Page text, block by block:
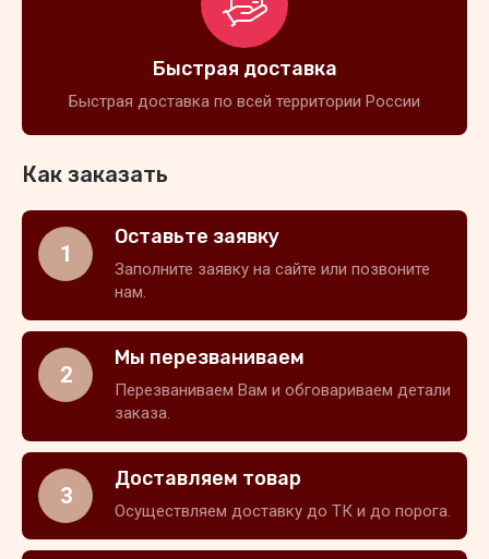
Быстрая доставка
Быстрая доставка по всей территории России
Как заказать
1
Оставьте заявку
Заполните заявку на сайте или позвоните
нам.
2
Мы перезваниваем
Перезваниваем Вам и обговариваем детали
заказа.
3
Доставляем товар
Осуществляем доставку до ТК и до порога.